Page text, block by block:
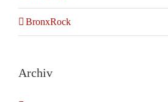
BronxRock
Archiv